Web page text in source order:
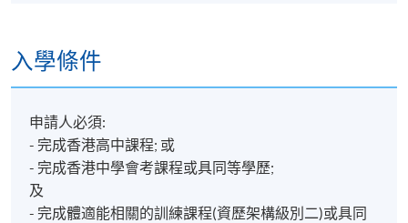
入學條件
申請人必須:
- 完成香港高中課程; 或
- 完成香港中學會考課程或具同等學歷;
及
- 完成體適能相關的訓練課程(資歷架構級別二)或具同